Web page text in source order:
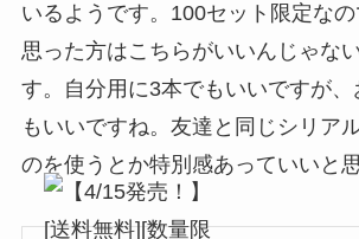
いるようです。100セット限定な
思った方はこちらがいいんじゃな
す。自分用に3本でもいいですが、
もいいですね。友達と同じシリア
のを使うとか特別感あっていいと思